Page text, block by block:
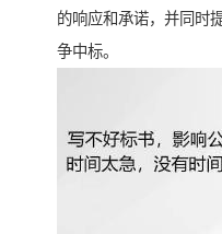
的响应和承诺，并同时
争中标。